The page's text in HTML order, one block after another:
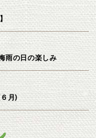
】
雨の日の楽しみ
月)